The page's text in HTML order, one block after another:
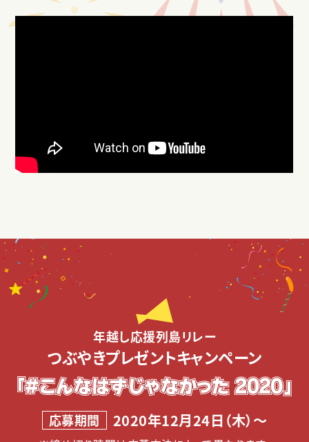
年越し応援列島リレー
つぶやきプレゼントキャンペーン
応募期間 2020年12月24日（木）～